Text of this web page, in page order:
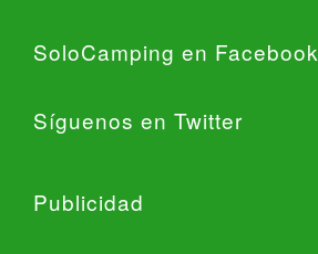
SoloCamping en Facebook
Síguenos en Twitter
Publicidad